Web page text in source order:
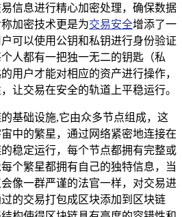
信息进行精心加密处理，确保数据
加密技术更是为交易安全增添了一
可以使用公钥和私钥进行身份验证
人都有一把独一无二的钥匙（私
用户才能对相应的资产进行操作，
让交易在安全的轨道上平稳运行。
基础设施,它由众多节点组成，这
中的繁星，通过网络紧密地连接在
稳定运行，每个节点都拥有完整或
个繁星都拥有自己的独特信息，当
像一群严谨的法官一样，对交易进
的交易打包成区块添加到区块链